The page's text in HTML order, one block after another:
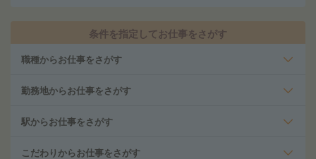
条件を指定してお仕事をさがす
職種からお仕事をさがす
勤務地からお仕事をさがす
駅からお仕事をさがす
こだわりからお仕事をさがす